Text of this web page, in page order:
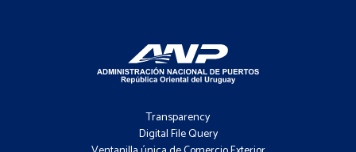
-
Menú
Transparency
Digital File Query